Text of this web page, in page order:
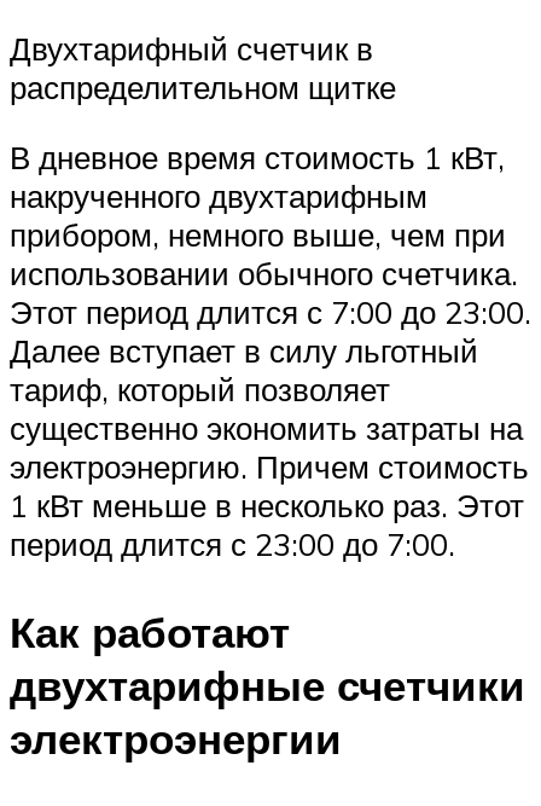
Двухтарифный счетчик в
распределительном щитке
В дневное время стоимость 1 кВт,
накрученного двухтарифным
прибором, немного выше, чем при
использовании обычного счетчика.
Этот период длится с 7:00 до 23:00.
Далее вступает в силу льготный
тариф, который позволяет
существенно экономить затраты на
электроэнергию. Причем стоимость
1 кВт меньше в несколько раз. Этот
период длится с 23:00 до 7:00.
Как работают
двухтарифные счетчики
электроэнергии